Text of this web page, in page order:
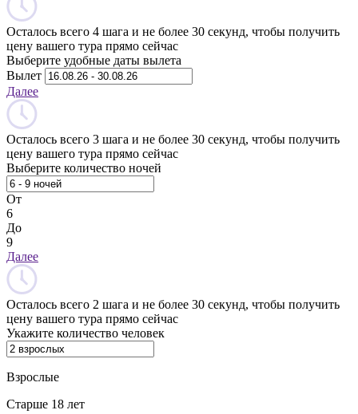
Осталось всего 4 шага и не более 30 секунд, чтобы получить
цену вашего тура прямо сейчас
Выберите удобные даты вылета
Вылет
Далее
Осталось всего 3 шага и не более 30 секунд, чтобы получить
цену вашего тура прямо сейчас
Выберите количество ночей
От
6
До
9
Далее
Осталось всего 2 шага и не более 30 секунд, чтобы получить
цену вашего тура прямо сейчас
Укажите количество человек
Взрослые
Старше 18 лет